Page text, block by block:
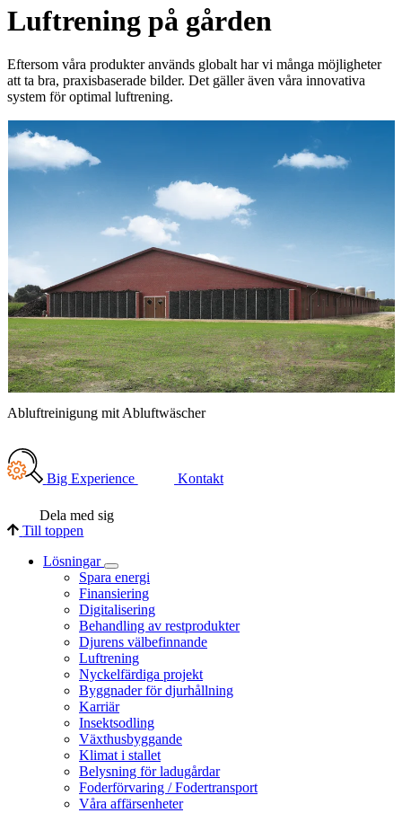
Luftrening på gården
Eftersom våra produkter används globalt har vi många möjligheter
att ta bra, praxisbaserade bilder. Det gäller även våra innovativa
system för optimal luftrening.
Abluftreinigung mit Abluftwäscher
Big Experience Kontakt
Dela med sig
Till toppen
Lösningar
Spara energi
Finansiering
Digitalisering
Behandling av restprodukter
Djurens välbefinnande
Luftrening
Nyckelfärdiga projekt
Byggnader för djurhållning
Karriär
Insektsodling
Växthusbyggande
Klimat i stallet
Belysning för ladugårdar
Foderförvaring / Fodertransport
Våra affärsenheter